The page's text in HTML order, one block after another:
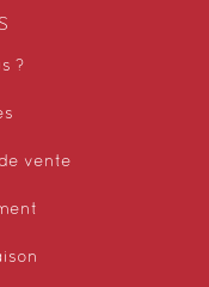
?
vente